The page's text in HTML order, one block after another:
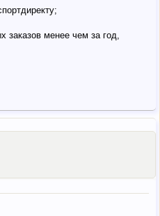
заказов менее чем за год,